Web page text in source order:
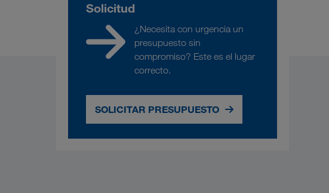
Solicitud
¿Necesita con urgencia un
presupuesto sin
compromiso? Este es el lugar
correcto.
SOLICITAR PRESUPUESTO